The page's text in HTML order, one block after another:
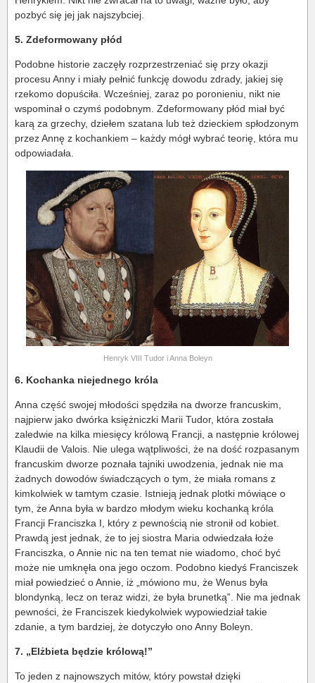
pozbyć się jej jak najszybciej.
5. Zdeformowany płód
Podobne historie zaczęły rozprzestrzeniać się przy okazji
procesu Anny i miały pełnić funkcję dowodu zdrady, jakiej się
rzekomo dopuściła. Wcześniej, zaraz po poronieniu, nikt nie
wspominał o czymś podobnym. Zdeformowany płód miał być
karą za grzechy, dziełem szatana lub też dzieckiem spłodzonym
przez Annę z kochankiem – każdy mógł wybrać teorię, która mu
odpowiadała.
Henryk VIII Tudor i Anna Boleyn
6. Kochanka niejednego króla
Anna część swojej młodości spędziła na dworze francuskim,
najpierw jako dwórka księżniczki Marii Tudor, która została
zaledwie na kilka miesięcy królową Francji, a następnie królowej
Klaudii de Valois. Nie ulega wątpliwości, że na dość rozpasanym
francuskim dworze poznała tajniki uwodzenia, jednak nie ma
żadnych dowodów świadczących o tym, że miała romans z
kimkolwiek w tamtym czasie. Istnieją jednak plotki mówiące o
tym, że Anna była w bardzo młodym wieku kochanką króla
Francji Franciszka I, który z pewnością nie stronił od kobiet.
Prawdą jest jednak, że to jej siostra Maria odwiedzała łoże
Franciszka, o Annie nic na ten temat nie wiadomo, choć być
może nie umknęła ona jego oczom. Podobno kiedyś Franciszek
miał powiedzieć o Annie, iż „mówiono mu, że Wenus była
blondynką, lecz on teraz widzi, że była brunetką”. Nie ma jednak
pewności, że Franciszek kiedykolwiek wypowiedział takie
zdanie, a tym bardziej, że dotyczyło ono Anny Boleyn.
7. „Elżbieta będzie królową!”
To jeden z najnowszych mitów, który powstał dzięki